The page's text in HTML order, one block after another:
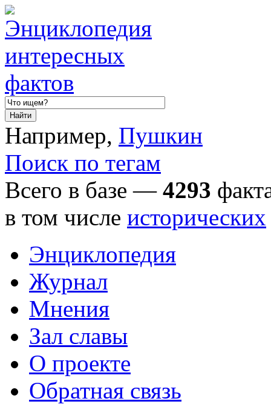
Например, Пушкин
Поиск по тегам
Всего в базе — 4293
в том числе исторических
Энциклопедия
Журнал
Мнения
Зал славы
О проекте
Обратная связь